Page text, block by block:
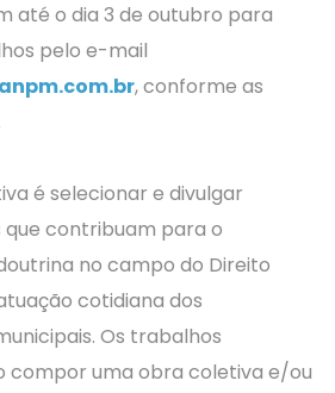
até o dia 3 de outubro para
pelo e-mail
, conforme as
é selecionar e divulgar
que contribuam para o
no campo do Direito
cotidiana dos
Os trabalhos
compor uma obra coletiva e/ou